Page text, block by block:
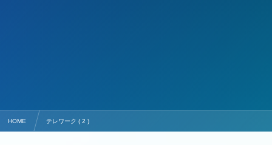
HOME テレワーク ( 2 )